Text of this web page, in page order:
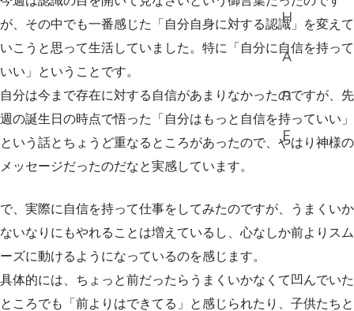
が、その中でも一番感じた「自分自身に対する認識」を変えて
いこうと思って生活していました。特に「自分に自信を持って
いい」ということです。
自分は今まで存在に対する自信があまりなかったのですが、先
週の誕生日の時点で悟った「自分はもっと自信を持っていい」
という話とちょうど重なるところがあったので、やはり神様の
メッセージだったのだなと実感しています。
で、実際に自信を持って仕事をしてみたのですが、うまくいか
ないなりにもやれることは増えているし、心なしか前よりスム
ーズに動けるようになっているのを感じます。
具体的には、ちょっと前だったらうまくいかなくて凹んでいた
ところでも「前よりはできてる」と感じられたり、子供たちと